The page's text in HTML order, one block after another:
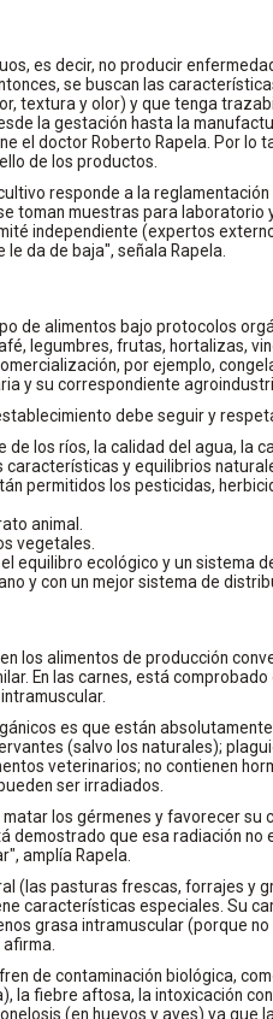
es decir, no producir
se buscan las
textura y olor) y que tenga
la gestación hasta la
el doctor Roberto Rapela. Por lo
de los productos.
responde a la
toman muestras para laboratorio
independiente (expertos
da de baja", señala Rapela.
de alimentos bajo protocolos
legumbres, frutas, hortalizas,
por ejemplo,
y su correspondiente
debe seguir y
de los ríos, la calidad del agua, la
características y equilibrios
permitidos los pesticidas,
animal.
vegetales.
equilibro ecológico y un sistema
y con un mejor sistema de
los alimentos de producción
En las carnes, está
es que están
(salvo los naturales);
veterinarios; no contienen
ser irradiados.
los gérmenes y favorecer su
demostrado que esa radiación no
amplía Rapela.
(las pasturas frescas, forrajes y
características especiales. Su
grasa intramuscular (porque
de contaminación biológica,
la fiebre aftosa, la intoxicación
(en huevos y aves) ya que